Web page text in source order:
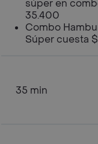
súper en
35.400
Combo
Súper cuesta
35 min